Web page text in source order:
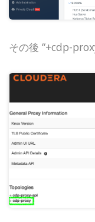
その後 “+cdp-